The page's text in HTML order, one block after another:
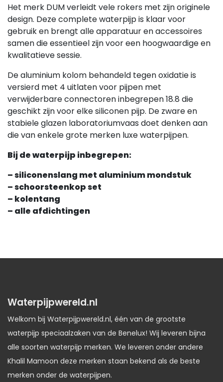
Het merk DUM verleidt vele rokers met zijn originele
design. Deze complete waterpijp is klaar voor
gebruik en brengt alle apparatuur en accessoires
samen die essentieel zijn voor een hoogwaardige en
kwalitatieve sessie.
De aluminium kolom behandeld tegen oxidatie is
versierd met 4 uitlaten voor pijpen met
verwijderbare connectoren inbegrepen 18.8 die
geschikt zijn voor elke siliconen pijp. De zware en
stabiele glazen laboratoriumvaas doet denken aan
die van enkele grote merken luxe waterpijpen.
Bij de waterpijp inbegrepen:
– siliconenslang met aluminium mondstuk
– schoorsteenkop set
– kolentang
– alle afdichtingen
Waterpijpwereld.nl
Welkom bij Waterpijpwereld.nl, één van de grootste
waterpijp speciaalzaken van de Benelux! Wij leveren bijna
alle soorten waterpijp merken. We leveren onder andere
Khalil Mamoon deze merken staan bekend als de beste
merken onder de waterpijpen.